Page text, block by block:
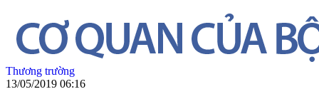
Thương trường
13/05/2019 06:16